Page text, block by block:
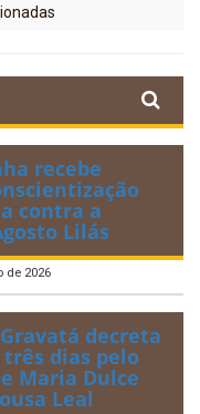
recebe
contra a
Lilás
de 2026
decreta
dias pelo
Maria Dulce
Leal